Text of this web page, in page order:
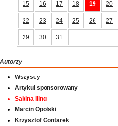
15 16 17 18 19 20
22 23 24 25 26 27
29 30 31
Autorzy
Wszyscy
Artykuł sponsorowany
Sabina Iling
Marcin Opolski
Krzysztof Gontarek